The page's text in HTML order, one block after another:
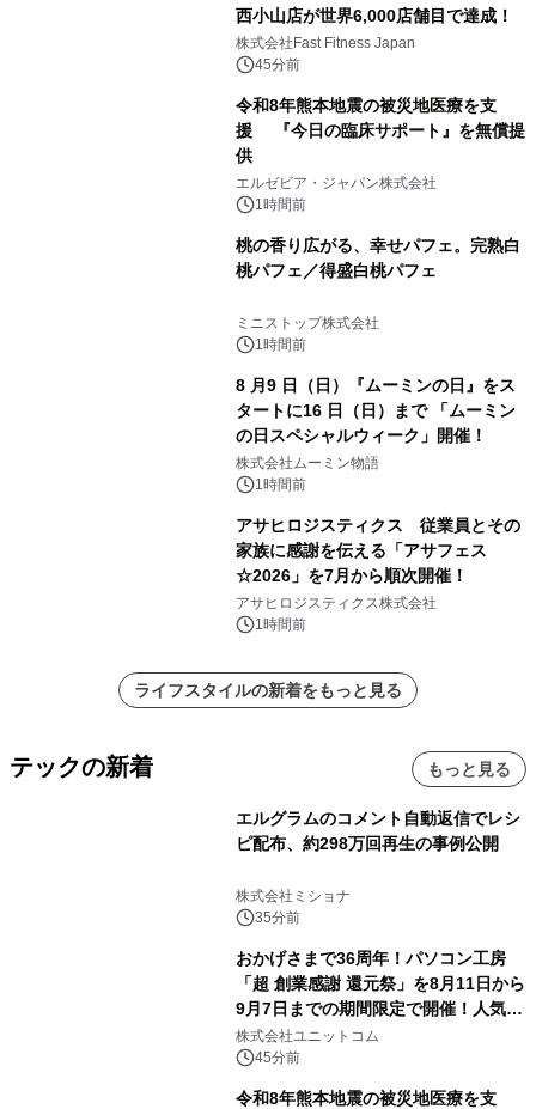
西小山店が世界6,000店舗目で達成！
株式会社Fast Fitness Japan
45分前
令和8年熊本地震の被災地医療を支
援 『今日の臨床サポート』を無償提
供
エルゼビア・ジャパン株式会社
1時間前
桃の香り広がる、幸せパフェ。完熟白
桃パフェ／得盛白桃パフェ
ミニストップ株式会社
1時間前
8 月9 日（日）『ムーミンの日』をス
タートに16 日（日）まで 「ムーミン
の日スペシャルウィーク」開催！
株式会社ムーミン物語
1時間前
アサヒロジスティクス 従業員とその
家族に感謝を伝える「アサフェス
☆2026」を7月から順次開催！
アサヒロジスティクス株式会社
1時間前
ライフスタイルの新着をもっと見る
テックの新着 もっと見る
エルグラムのコメント自動返信でレシ
ピ配布、約298万回再生の事例公開
株式会社ミショナ
35分前
おかげさまで36周年！パソコン工房
「超 創業感謝 還元祭」を8月11日から
9月7日までの期間限定で開催！人気の
ゲーミングPCや高性能ノートPCなど
対象iiyama PCのご購入で最大3万円分
株式会社ユニットコム
45分前
令和8年熊本地震の被災地医療を支